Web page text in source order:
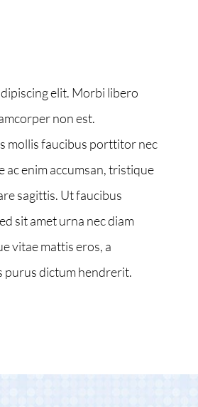
elit. Morbi libero
non est.
mollis faucibus porttitor nec
ac enim accumsan, tristique
sagittis. Ut faucibus
sit amet urna nec diam
vitae mattis eros, a
purus dictum hendrerit.